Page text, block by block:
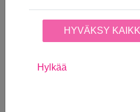
Ryhmän muut
HYVÄKSY
Hylkää